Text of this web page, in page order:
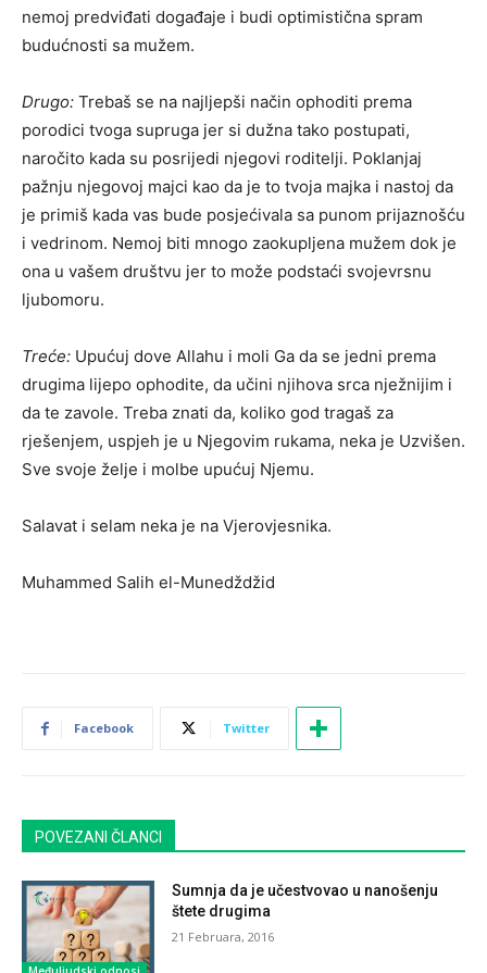
nemoj predviđati događaje i budi optimistična spram
budućnosti sa mužem.
Drugo: Trebaš se na najljepši način ophoditi prema
porodici tvoga supruga jer si dužna tako postupati,
naročito kada su posrijedi njegovi roditelji. Poklanjaj
pažnju njegovoj majci kao da je to tvoja majka i nastoj da
je primiš kada vas bude posjećivala sa punom prijaznošću
i vedrinom. Nemoj biti mnogo zaokupljena mužem dok je
ona u vašem društvu jer to može podstaći svojevrsnu
ljubomoru.
Treće: Upućuj dove Allahu i moli Ga da se jedni prema
drugima lijepo ophodite, da učini njihova srca nježnijim i
da te zavole. Treba znati da, koliko god tragaš za
rješenjem, uspjeh je u Njegovim rukama, neka je Uzvišen.
Sve svoje želje i molbe upućuj Njemu.
Salavat i selam neka je na Vjerovjesnika.
Muhammed Salih el-Munedždžid
Facebook Twitter
POVEZANI ČLANCI
Sumnja da je učestvovao u nanošenju
štete drugima
21 Februara, 2016